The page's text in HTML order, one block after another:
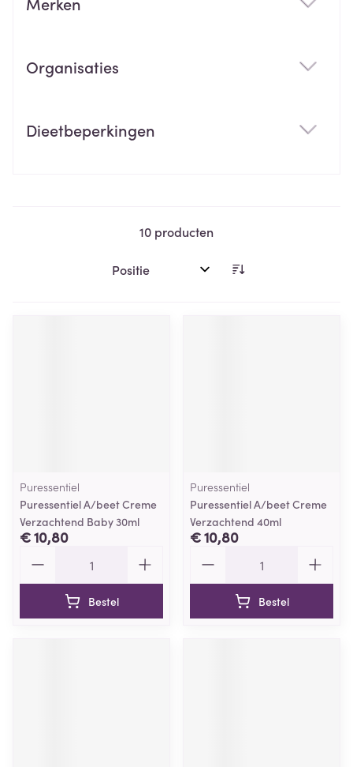
Organisaties
Dieetbeperkingen
10 producten
Sorteer op:
Puressentiel
Puressentiel A/beet Creme
Verzachtend Baby 30ml
€ 10,80
Bestel
Puressentiel
Puressentiel A/beet Creme
Verzachtend 40ml
€ 10,80
Bestel